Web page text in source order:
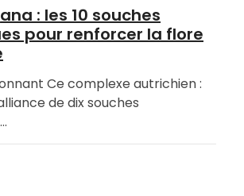
: les 10 souches
pour renforcer la flore
Ce complexe autrichien :
de dix souches